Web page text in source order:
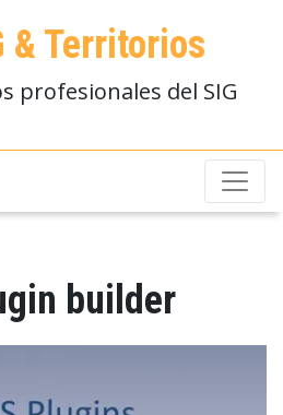
& Territorios
profesionales del SIG
builder